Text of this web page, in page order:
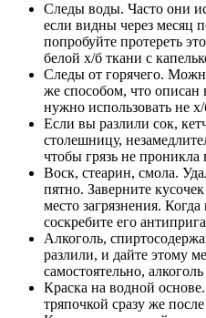
Следы воды. Часто они
если видны через месяц
попробуйте протереть
белой х/б ткани с
Следы от горячего.
же способом, что описан
нужно использовать не
Если вы разлили сок,
столешницу,
чтобы грязь не проникла
Воск, стеарин, смола.
пятно. Заверните
место загрязнения. Когда
соскребите его
Алкоголь,
разлили, и дайте этому
самостоятельно,
Краска на водной
тряпочкой сразу же